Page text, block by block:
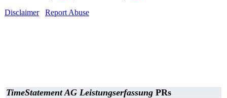
Disclaimer
Report Abuse
TimeStatement AG Leistungserfassung PRs